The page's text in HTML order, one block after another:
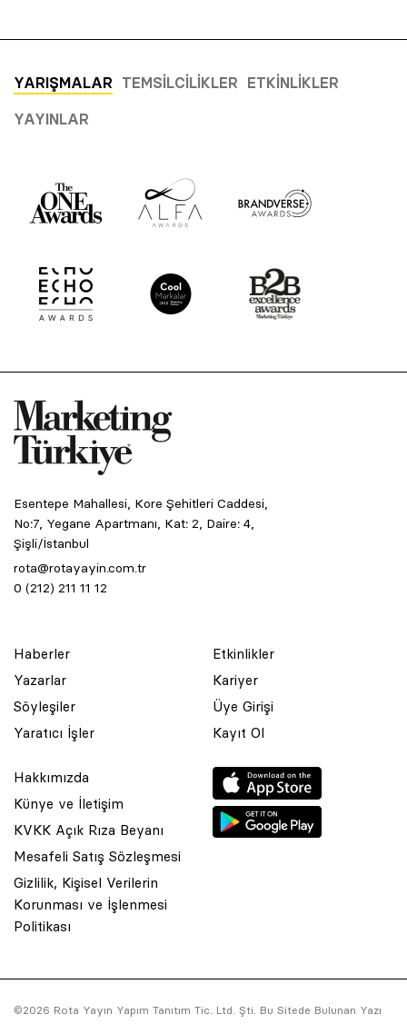
YARIŞMALAR TEMSILCILIKLER ETKINLIKLER
YAYINLAR
Esentepe Mahallesi, Kore Şehitleri Caddesi,
No:7, Yegane Apartmanı, Kat: 2, Daire: 4,
Şişli/İstanbul
rota@rotayayin.com.tr
0 (212) 211 11 12
Haberler
Yazarlar
Söyleşiler
Yaratıcı İşler
Etkinlikler
Kariyer
Üye Girişi
Kayıt Ol
Hakkımızda
Künye ve İletişim
KVKK Açık Rıza Beyanı
Mesafeli Satış Sözleşmesi
Gizlilik, Kişisel Verilerin
Korunması ve İşlenmesi
Politikası
©2026 Rota Yayın Yapım Tanıtım Tic. Ltd. Şti. Bu Sitede Bulunan Yazı
© 2001 Rota Yayın Yapım Tanıtım Tic. Ltd. Şti. Bu Sitede Bulunan
Asquared WordPress Agencytarafından tasarlanmış ve